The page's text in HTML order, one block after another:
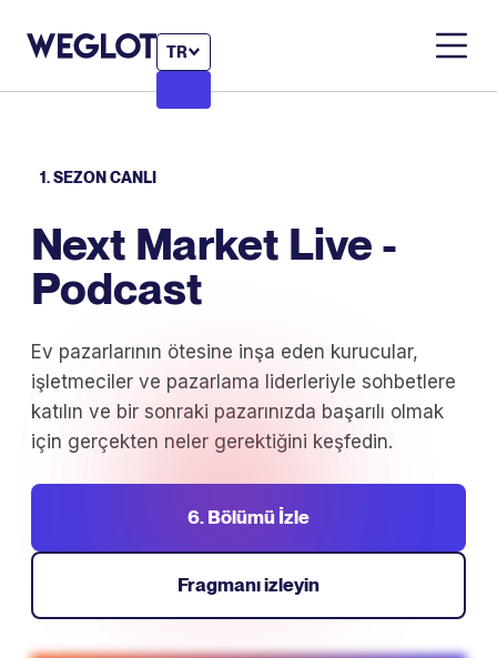
TR
1. SEZON CANLI
Next Market Live -
Podcast
Ev pazarlarının ötesine inşa eden kurucular,
işletmeciler ve pazarlama liderleriyle sohbetlere
katılın ve bir sonraki pazarınızda başarılı olmak
için gerçekten neler gerektiğini keşfedin.
6. Bölümü İzle
Fragmanı izleyin